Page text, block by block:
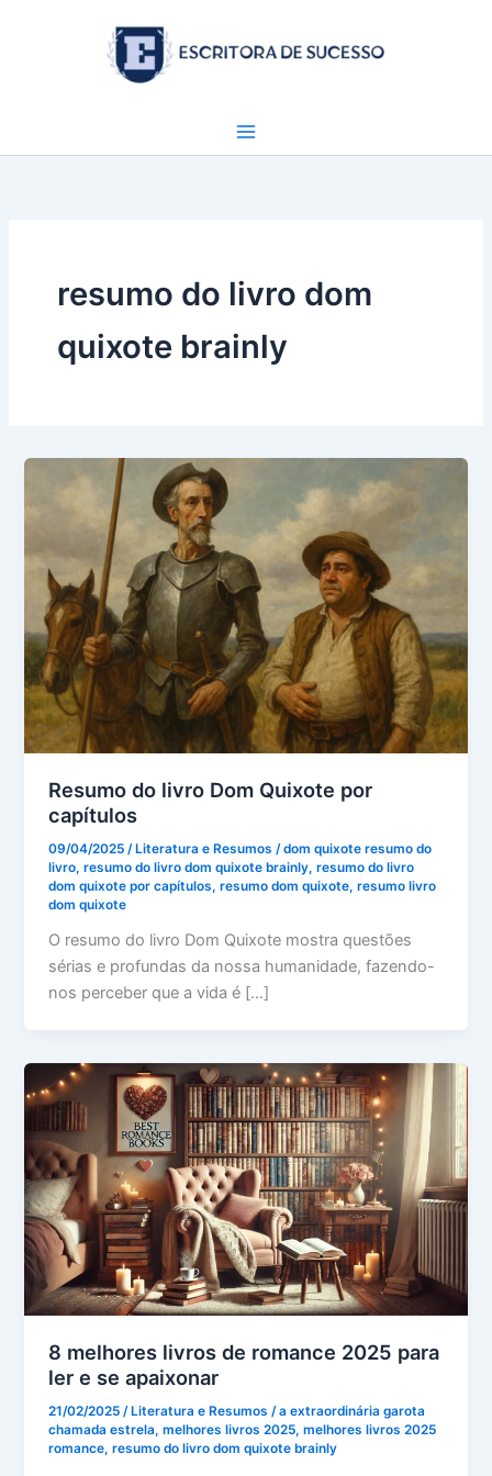
resumo do livro dom
quixote brainly
Resumo do livro Dom Quixote por
capítulos
09/04/2025 /Literatura e Resumos /dom quixote resumo do
livro,resumo do livro dom quixote brainly,resumo do livro
dom quixote por capítulos,resumo dom quixote,resumo livro
dom quixote
O resumo do livro Dom Quixote mostra questões
sérias e profundas da nossa humanidade, fazendo-
nos perceber que a vida é […]
8 melhores livros de romance 2025 para
ler e se apaixonar
21/02/2025 /Literatura e Resumos /a extraordinária garota
chamada estrela,melhores livros 2025,melhores livros 2025
romance,resumo do livro dom quixote brainly